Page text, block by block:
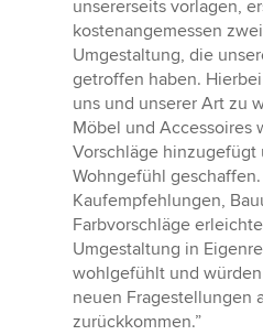
unsererseits vorlagen,
kostenangemessen
Umgestaltung, die
getroffen haben.
uns und unserer Art zu
Möbel und Accessoires
Vorschläge
Wohngefühl
Kaufempfehlungen,
Farbvorschläge
Umgestaltung in
wohlgefühlt und
neuen Fragestellungen
zurückkommen.”